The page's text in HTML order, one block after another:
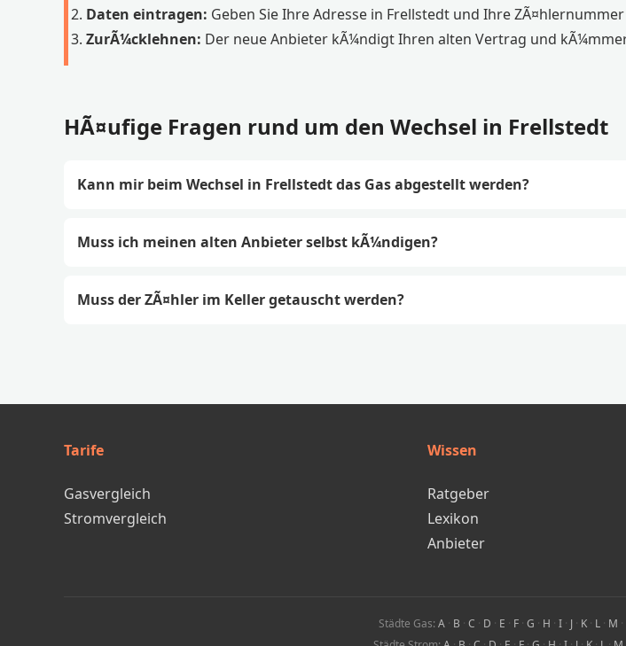
Daten eintragen: Geben Sie Ihre Adresse in Frellstedt und Ihre
ZurÃ¼cklehnen: Der neue Anbieter kÃ¼ndigt Ihren alten Vertrag und
HÃ¤ufige Fragen rund um den Wechsel in Frellstedt
Kann mir beim Wechsel in Frellstedt das Gas abgestellt werden?
Muss ich meinen alten Anbieter selbst kÃ¼ndigen?
Muss der ZÃ¤hler im Keller getauscht werden?
Tarife
Gasvergleich
Stromvergleich
Wissen
Ratgeber
Lexikon
Anbieter
Städte Gas: A · B · C · D · E · F · G · H · I · J · K · L · M ·